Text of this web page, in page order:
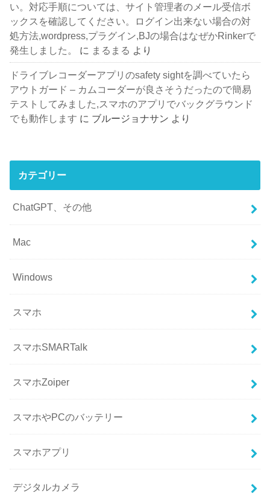
い。対応手順については、サイト管理者のメール受信ボ
ックスを確認してください。ログイン出来ない場合の対
処方法,wordpress,プラグイン,BJの場合はなぜかRinkerで
発生しました。
に まるまる より
ドライブレコーダーアプリのsafety sightを調べていたら
アウトガード – カムコーダーが良さそうだったので簡易
テストしてみました,スマホのアプリでバックグラウンド
でも動作します に ブルージョナサン より
カテゴリー
ChatGPT、その他
Mac
Windows
スマホ
スマホSMARTalk
スマホZoiper
スマホやPCのバッテリー
スマホアプリ
デジタルカメラ